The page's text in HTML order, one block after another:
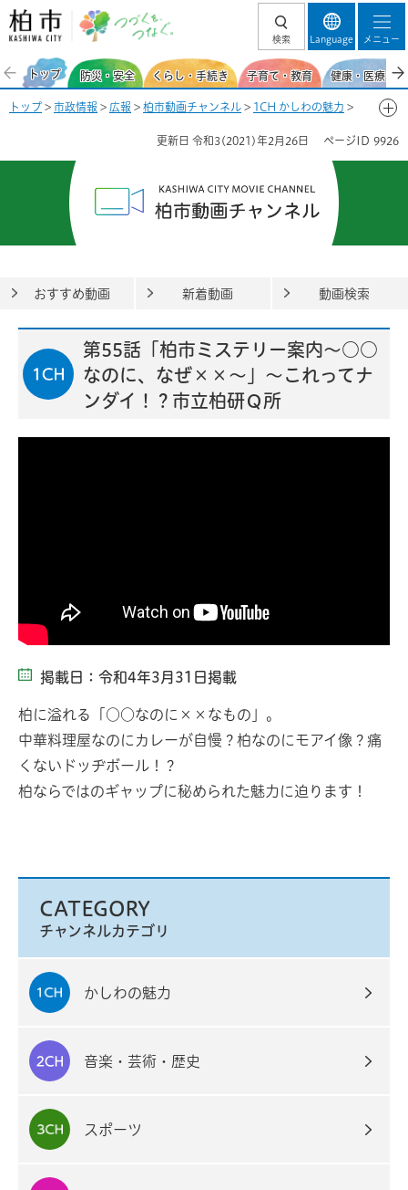
柏市 つづくを、
検索 Language メニュー
トップ 防災・安全 くらし・手続き 子育て・教育 健康・医療・
トップ > 市政情報 > 広報 > 柏市動画チャンネル > 1CH かしわの魅力 >
更新日 令和3(2021)年2月26日 ページID 9926
おすすめ動画 新着動画 動画検索
第55話「柏市ミステリー案内～○○
なのに、なぜ××～」～これってナ
ンダイ！？市立柏研Ｑ所
掲載日：令和4年3月31日掲載
柏に溢れる「○○なのに××なもの」。
中華料理屋なのにカレーが自慢？柏なのにモアイ像？痛
くないドッヂボール！？
柏ならではのギャップに秘められた魅力に迫ります！
CATEGORY
チャンネルカテゴリ
かしわの魅力
音楽・芸術・歴史
スポーツ